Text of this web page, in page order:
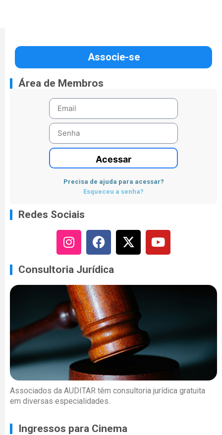
Associe-se
Área de Membros
Acessar
Precisa de ajuda para acessar?
Esqueceu a senha?
Redes Sociais
Consultoria Jurídica
Associados da AUDITAR têm consultoria jurídica gratuita
em diversas especialidades.
Ingressos para Cinema